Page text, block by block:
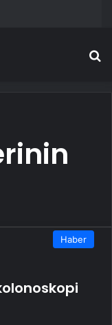
Haber